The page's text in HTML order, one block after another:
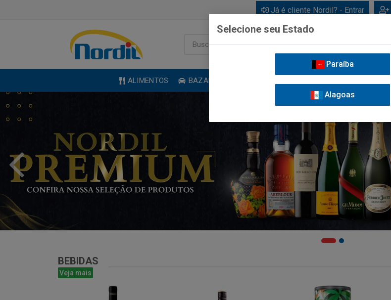
Já é cliente Nordil? - Entrar
ALIMENTOS BAZAR
BEBIDAS
Veja mais
Selecione seu Estado
Paraíba
Alagoas